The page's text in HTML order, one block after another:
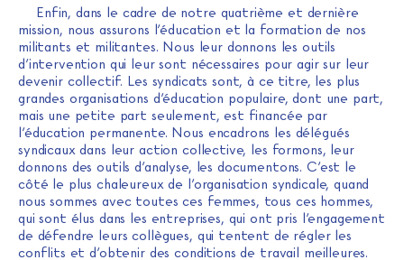
Enfin, dans le cadre de notre quatrième et dernière
mission, nous assurons l’éducation et la formation de nos
militants et militantes. Nous leur donnons les outils
d’intervention qui leur sont nécessaires pour agir sur leur
devenir collectif. Les syndicats sont, à ce titre, les plus
grandes organisations d’éducation populaire, dont une part,
mais une petite part seulement, est financée par
l’éducation permanente. Nous encadrons les délégués
syndicaux dans leur action collective, les formons, leur
donnons des outils d’analyse, les documentons. C’est le
côté le plus chaleureux de l’organisation syndicale, quand
nous sommes avec toutes ces femmes, tous ces hommes,
qui sont élus dans les entreprises, qui ont pris l’engagement
de défendre leurs collègues, qui tentent de régler les
conflits et d’obtenir des conditions de travail meilleures.